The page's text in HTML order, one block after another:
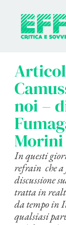
contenuto
noi –
Morini
In questi
refrain che
discussione
tratta in
da tempo in
qualsiasi